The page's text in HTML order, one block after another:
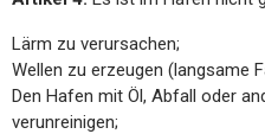
Lärm zu verursachen;
Wellen zu erzeugen (langsame
Den Hafen mit Öl, Abfall oder
verunreinigen;